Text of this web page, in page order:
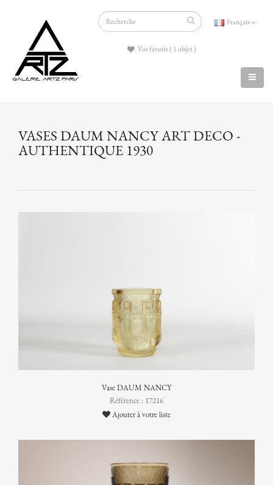
Français
Vos favoris ( 1 objet )
VASES DAUM NANCY ART DECO -
AUTHENTIQUE 1930
Vase DAUM NANCY
Référence : 17216
Ajouter à votre liste